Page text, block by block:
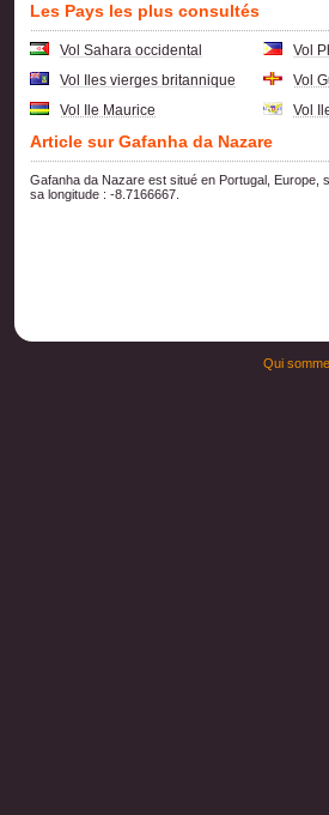
Les Pays les plus consultés
Vol Sahara occidental
Vol
Vol Iles vierges britannique
Vol
Vol Ile Maurice
Vol
Article sur Gafanha da Nazare
Gafanha da Nazare est situé en Portugal, Europe,
sa longitude : -8.7166667.
Qui